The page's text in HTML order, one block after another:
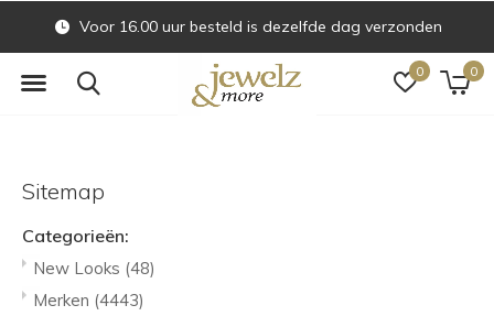
0 0
Voor 16.00 uur besteld is dezelfde dag verzonden
Sitemap
Categorieën:
New Looks (48)
Merken (4443)